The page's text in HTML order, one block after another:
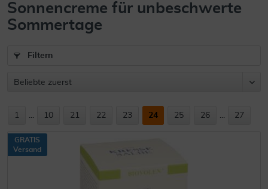
Sonnencreme für unbeschwerte
Sommertage
Filtern
1 ... 10 21 22 23 24 25 26 ... 27
GRATIS
Versand